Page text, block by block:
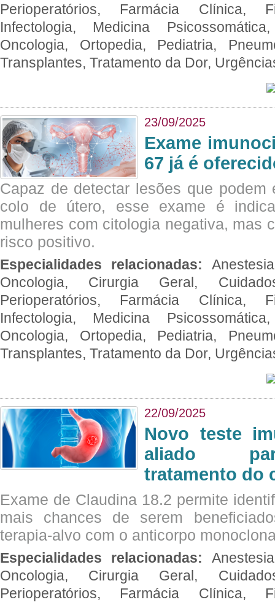
Perioperatórios, Farmácia Clínica,
Infectologia, Medicina
Oncologia, Ortopedia, Pediatria,
Transplantes, Tratamento da Dor,
23/09/2025
Exame
67 já é
Capaz de detectar lesões que
colo de útero, esse exame é
mulheres com citologia negativa, mas
risco positivo.
Especialidades relacionadas:
Oncologia, Cirurgia Geral,
Perioperatórios, Farmácia Clínica,
Infectologia, Medicina
Oncologia, Ortopedia, Pediatria,
Transplantes, Tratamento da Dor,
22/09/2025
Novo teste
aliado
tratamento do
Exame de Claudina 18.2 permite
mais chances de serem
terapia-alvo com o anticorpo
Especialidades relacionadas:
Oncologia, Cirurgia Geral,
Perioperatórios, Farmácia Clínica,